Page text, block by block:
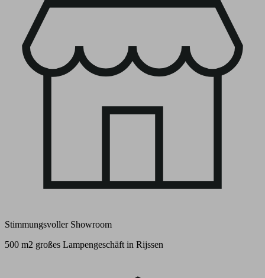
Stimmungsvoller Showroom
500 m2 großes Lampengeschäft in Rijssen